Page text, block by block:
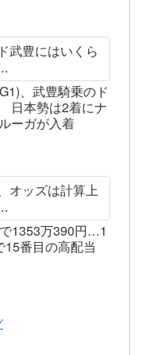
武豊にはいくら
、武豊騎乗のド
日本勢は2着にナ
ーガが入着
オッズは計算上
1353万390円…1
番目の高配当